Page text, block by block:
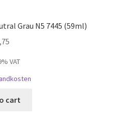
Grau N5 7445 (59ml)
VAT
cart